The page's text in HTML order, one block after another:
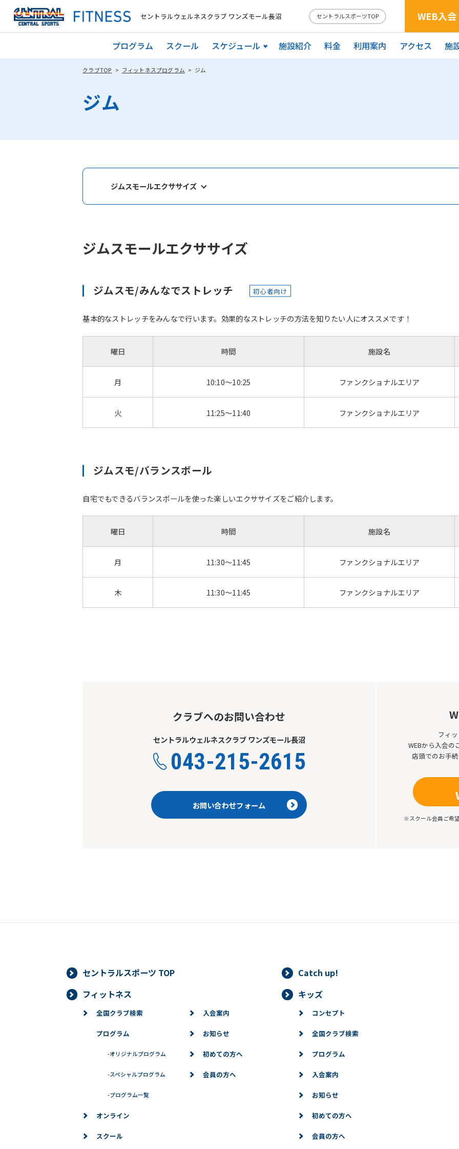
セントラルウェルネスクラブ ワンズモール長沼 セントラルスポーツTOP WEB入会
プログラム スクール スケジュール 施設紹介 料金 利用案内 アクセス 施
クラブTOP フィットネスプログラム ジム
ジム
ジムスモールエクササイズ
ジムスモールエクササイズ
ジムスモ/みんなでストレッチ 初心者向け
基本的なストレッチをみんなで行います。効果的なストレッチの方法を知りたい人にオススメです！
曜日
月
時間
10:10～10:25
施設名
ファンクショナルエリア
火 11:25～11:40 ファンクショナルエリア
ジムスモ/バランスボール
自宅でもできるバランスボールを使った楽しいエクササイズをご紹介します。
曜日
月
時間
11:30～11:45
施設名
ファンクショナルエリア
木 11:30～11:45 ファンクショナルエリア
クラブへのお問い合わせ
セントラルウェルネスクラブ ワンズモール長沼
043-215-2615
お問い合わせフォーム
フィ
WEBから入会の
店頭でのお手
※スクール会員ご希
For foreigners
Central Sports official website is
original content. We ask that you
fully understand this before using
Automatic translation start
セントラルスポーツ TOP
Catch up!
フィットネス
全国クラブ検索
プログラム
-オリジナルプログラム
-スペシャルプログラム
-プログラム一覧
オンライン
スクール
入会案内
お知らせ
初めての方へ
会員の方へ
キッズ
コンセプト
全国クラブ検索
プログラム
入会案内
お知らせ
初めての方へ
会員の方へ